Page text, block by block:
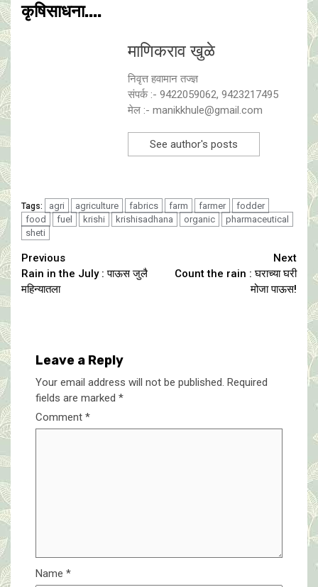
कृषिसाधना....
माणिकराव खुळे
निवृत्त हवामान तज्ज्ञ
संपर्क :- 9422059062, 9423217495
मेल :- manikkhule@gmail.com
See author's posts
Tags: agri agriculture fabrics farm farmer
fodder
food
fuel krishi krishisadhana organic
pharmaceutical
sheti
Continue
Reading
Previous
Rain in the July : पाऊस जुलै
महिन्यातला
Next
Count the rain : घराच्या घरी
मोजा पाऊस!
Leave a Reply
Your email address will not be published. Required
fields are marked *
Comment *
Name *